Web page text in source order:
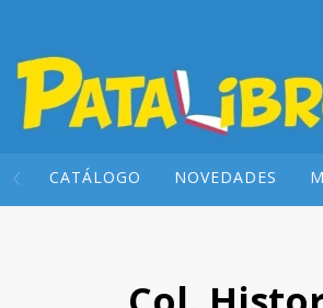
CATÁLOGO NOVEDADES